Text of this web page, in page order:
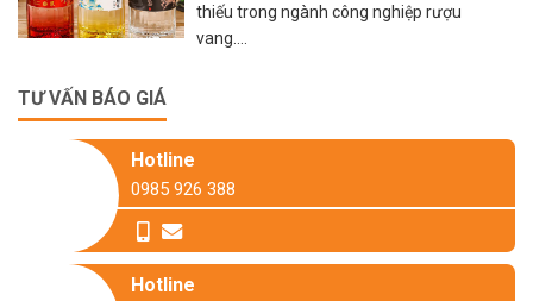
thiếu trong ngành công nghiệp rượu
vang....
TƯ VẤN BÁO GIÁ
Hotline
0985 926 388
Hotline